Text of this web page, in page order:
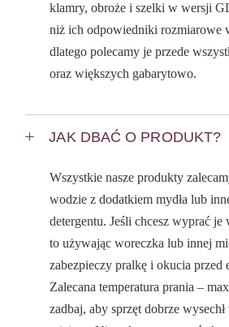
klamry, obroże i szelki w wersji
niż ich odpowiedniki rozmiarowe
dlatego polecamy je przede
oraz większych gabarytowo.
JAK DBAĆ O PRODUKT?
Wszystkie nasze produkty
wodzie z dodatkiem mydła lub
detergentu. Jeśli chcesz wyprać
to używając woreczka lub innej
zabezpieczy pralkę i okucia przed
Zalecana temperatura prania –
zadbaj, aby sprzęt dobrze